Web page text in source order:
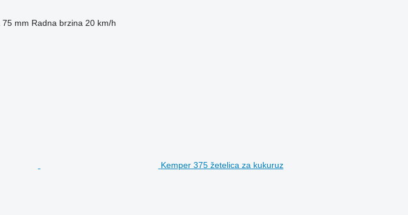
75 mm Radna brzina 20 km/h
Kemper 375 žetelica za kukuruz